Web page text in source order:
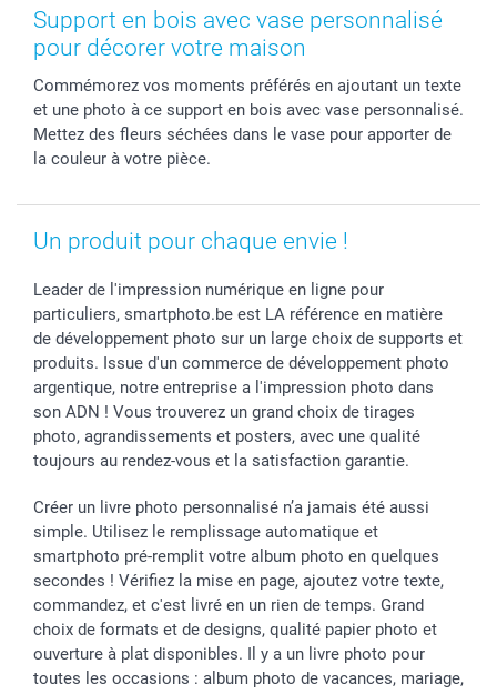
Stickers & Etiquettes
Cadres photo, accessoires déco & bonbons
Dénicheur d'idées cadeau
Naissance & baptême
Fête des Pères
Rentrée des classes
Communion
Saint-Valentin
Conditions
Droit de rétraction
Conditions générales
Vie privée
Gestion des cookies
Investisseurs
Droit de rétractation
smartgarantie
smartbonus
Modes de paiement
Modes de livraison
Grandes Quantités
Support en bois avec vase personnalisé
pour décorer votre maison
Commémorez vos moments préférés en ajoutant un texte
et une photo à ce support en bois avec vase personnalisé.
Mettez des fleurs séchées dans le vase pour apporter de
la couleur à votre pièce.
Un produit pour chaque envie !
Leader de l'impression numérique en ligne pour
particuliers, smartphoto.be est LA référence en matière
de développement photo sur un large choix de supports et
produits. Issue d'un commerce de développement photo
argentique, notre entreprise a l'impression photo dans
son ADN ! Vous trouverez un grand choix de tirages
photo, agrandissements et posters, avec une qualité
toujours au rendez-vous et la satisfaction garantie.
Créer un livre photo personnalisé n’a jamais été aussi
simple. Utilisez le remplissage automatique et
smartphoto pré-remplit votre album photo en quelques
secondes ! Vérifiez la mise en page, ajoutez votre texte,
commandez, et c'est livré en un rien de temps. Grand
choix de formats et de designs, qualité papier photo et
ouverture à plat disponibles. Il y a un livre photo pour
toutes les occasions : album photo de vacances, mariage,